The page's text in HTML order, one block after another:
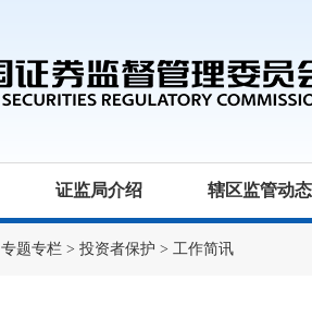
证监局介绍 辖区监管动态
专题专栏 > 投资者保护 > 工作简讯